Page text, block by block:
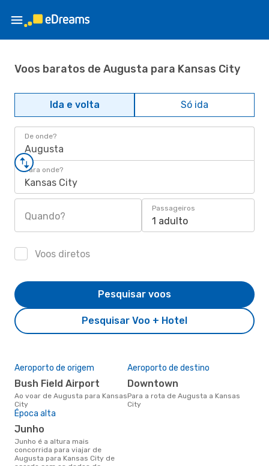
Voos baratos de Augusta para Kansas City
Ida e volta Só ida
De onde?
Augusta
Para onde?
Kansas City
Quando?
Passageiros
1 adulto
Voos diretos
Pesquisar Voo + Hotel
Pesquisar voos
Aeroporto de origem
Bush Field Airport
Ao voar de Augusta para Kansas
City
Aeroporto de destino
Downtown
Para a rota de Augusta a Kansas
City
Época alta
junho
junho é a altura mais
concorrida para viajar de
Augusta para Kansas City de